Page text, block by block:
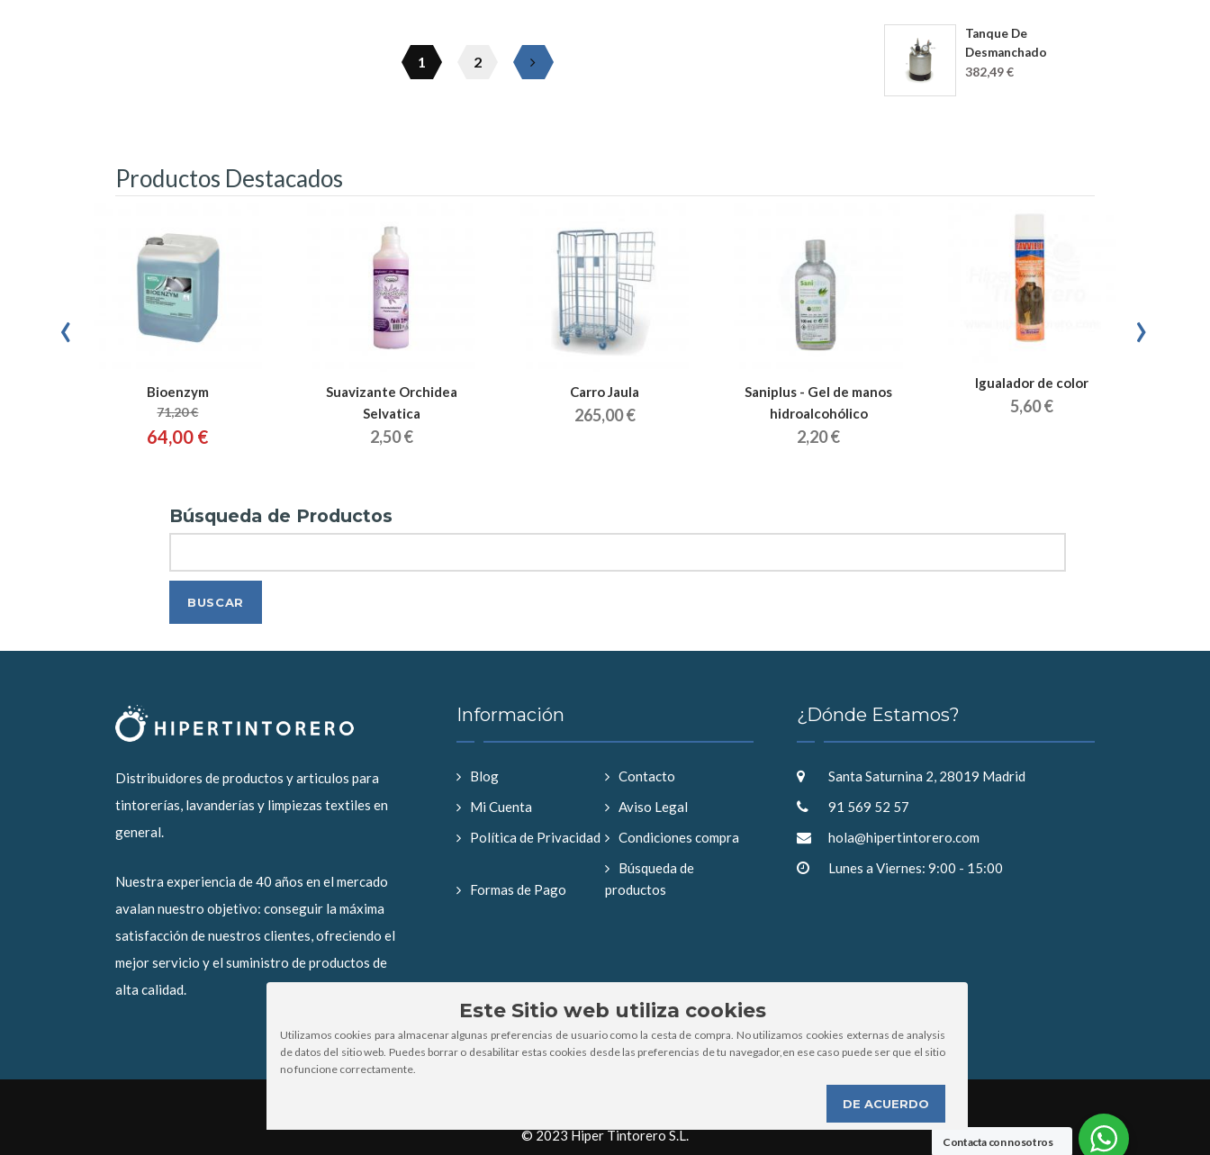
1 2
Tanque De
Desmanchado
382,49 €
Productos Destacados
Bioenzym
71,20 €
64,00 €
Suavizante Orchidea
Selvatica
2,50 €
Carro Jaula
265,00 €
Saniplus - Gel de manos
hidroalcohólico
2,20 €
Igualador de color
5,60 €
‹ ›
Búsqueda de Productos
Distribuidores de productos y articulos para
tintorerías, lavanderías y limpiezas textiles en
general.
Nuestra experiencia de 40 años en el mercado
avalan nuestro objetivo: conseguir la máxima
satisfacción de nuestros clientes, ofreciendo el
mejor servicio y el suministro de productos de
alta calidad.
Información
Blog
Contacto
Mi Cuenta
Aviso Legal
Política de Privacidad
Condiciones compra
Formas de Pago
Búsqueda de
productos
¿Dónde Estamos?
Santa Saturnina 2, 28019 Madrid
91 569 52 57
hola@hipertintorero.com
Lunes a Viernes: 9:00 - 15:00
Contacta con nosotros
© 2023 Hiper Tintorero S.L.
Este Sitio web utiliza cookies
Utilizamos cookies para almacenar algunas preferencias de usuario como la cesta de compra. No utilizamos cookies externas de analysis
de datos del sitio web. Puedes borrar o desabilitar estas cookies desde las preferencias de tu navegador,en ese caso puede ser que el sitio
no funcione correctamente.
DE ACUERDO